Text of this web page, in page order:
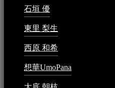
石垣 優
東里 梨生
西原 和希
想華UmoPana